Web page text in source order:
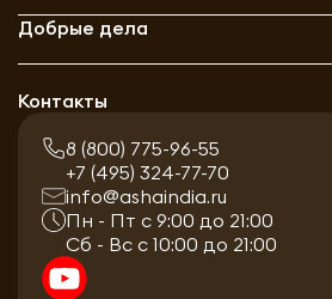
Добрые дела
Контакты
8 (800) 775-96-55
+7 (495) 324-77-70
info@ashaindia.ru
Пн - Пт с 9:00 до 21:00
Сб - Вс с 10:00 до 21:00